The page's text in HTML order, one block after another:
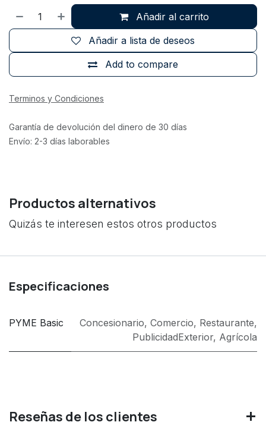
Añadir al carrito
Add to compare
Añadir a lista de deseos
Terminos y Condiciones
Garantía de devolución del dinero de 30 días
Envío: 2-3 días laborables
Productos alternativos
Quizás te interesen estos otros productos
Especificaciones
PYME Basic Concesionario, Comercio, Restaurante,
PublicidadExterior, Agrícola
Reseñas de los clientes